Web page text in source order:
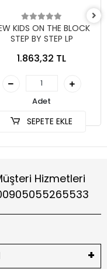
KIDS ON THE BLOCK
STEP BY STEP LP
1.863,32 TL
Adet
SEPETE EKLE
Hizmetleri